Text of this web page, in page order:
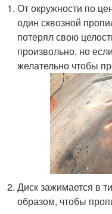
От окружности по
один сквозной
потерял свою
произвольно, но
желательно чтобы
Диск зажимается в
образом, чтобы